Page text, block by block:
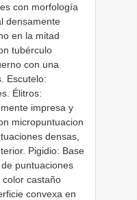
con morfología
densamente
en la mitad
tubérculo
con una
Escutelo:
Élitros:
impresa y
micropuntuacion
densas,
Pigidio: Base
puntuaciones
castaño
convexa en